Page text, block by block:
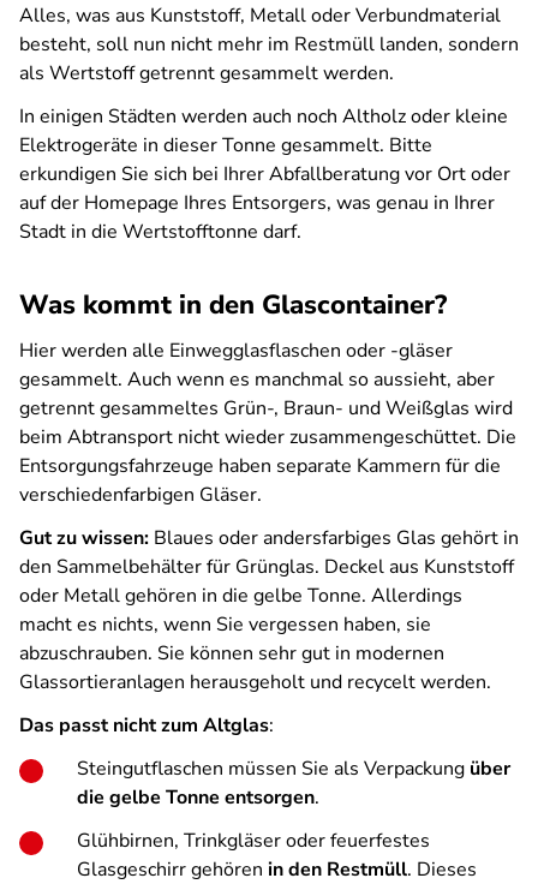
Alles, was aus Kunststoff, Metall oder Verbundmaterial
besteht, soll nun nicht mehr im Restmüll landen, sondern
als Wertstoff getrennt gesammelt werden.
In einigen Städten werden auch noch Altholz oder kleine
Elektrogeräte in dieser Tonne gesammelt. Bitte
erkundigen Sie sich bei Ihrer Abfallberatung vor Ort oder
auf der Homepage Ihres Entsorgers, was genau in Ihrer
Stadt in die Wertstofftonne darf.
Was kommt in den Glascontainer?
Hier werden alle Einwegglasflaschen oder -gläser
gesammelt. Auch wenn es manchmal so aussieht, aber
getrennt gesammeltes Grün-, Braun- und Weißglas wird
beim Abtransport nicht wieder zusammengeschüttet. Die
Entsorgungsfahrzeuge haben separate Kammern für die
verschiedenfarbigen Gläser.
Gut zu wissen: Blaues oder andersfarbiges Glas gehört in
den Sammelbehälter für Grünglas. Deckel aus Kunststoff
oder Metall gehören in die gelbe Tonne. Allerdings
macht es nichts, wenn Sie vergessen haben, sie
abzuschrauben. Sie können sehr gut in modernen
Glassortieranlagen herausgeholt und recycelt werden.
Das passt nicht zum Altglas:
Steingutflaschen müssen Sie als Verpackung über
die gelbe Tonne entsorgen.
Glühbirnen, Trinkgläser oder feuerfestes
Glasgeschirr gehören in den Restmüll. Dieses